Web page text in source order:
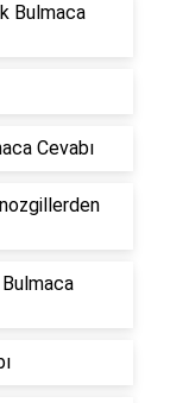
Bulmaca
Cevabı